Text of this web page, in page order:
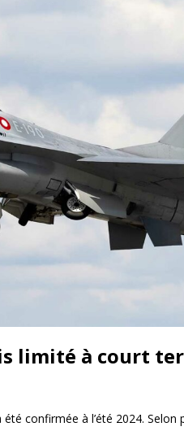
limité à court
confirmée à l’été 2024.